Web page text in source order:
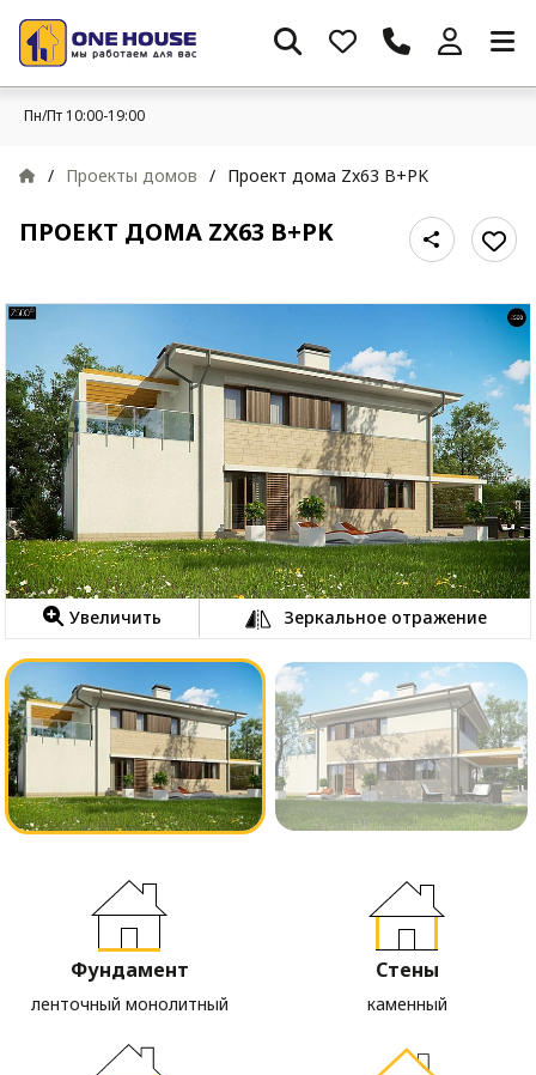
Пн/Пт 10:00-19:00
/ Проекты домов / Проект дома Zx63 B+PK
ПРОЕКТ ДОМА ZX63 B+PK
Увеличить Зеркальное отражение
Фундамент
ленточный монолитный
Стены
каменный